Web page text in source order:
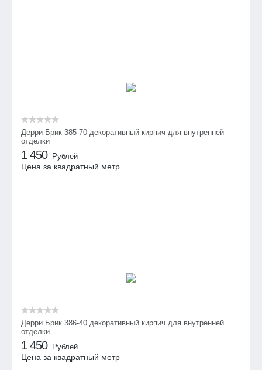
Дерри Брик 385-70 декоративный кирпич для внутренней
отделки
1 450 Рублей
Цена за квадратный метр
Дерри Брик 386-40 декоративный кирпич для внутренней
отделки
1 450 Рублей
Цена за квадратный метр